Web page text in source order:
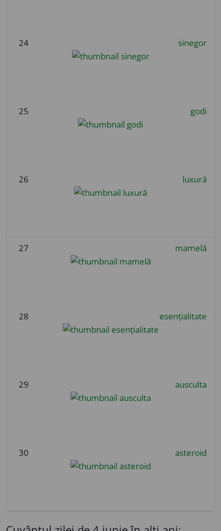
24 sinegor
25 godi
26 luxură
27 mamelă
28 esențialitate
29 ausculta
30 asteroid